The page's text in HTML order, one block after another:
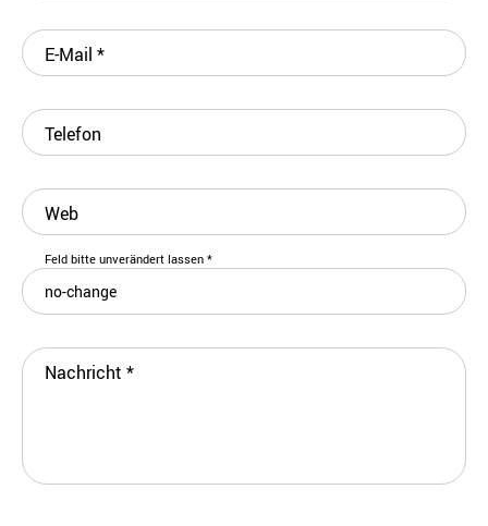
E-Mail *
Telefon
Web
Feld bitte unverändert lassen *
Nachricht *